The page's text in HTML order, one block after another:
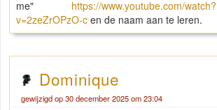
me" https://www.youtube.com/watch?
v=2zeZrOPzO-c en de naam aan te leren.
Dominique
gewijzigd op 30 december 2025 om 23:04